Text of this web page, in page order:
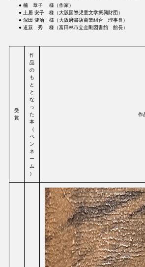
● 楠 章子 様（作家）
● 土居 安子 様（大阪国際児童文学振興財団）
● 深田 健治 様（大阪府書店商業組合 理事長）
● 道簱 秀 様（富田林市立金剛図書館 館長）
受
賞
作
品
の
も
と
と
な
っ
た
本
（
ペ
ン
ネ
ー
ム
）
作